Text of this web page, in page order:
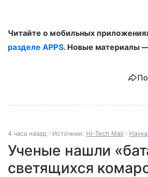
Читайте о мобильных
разделе APPS. Новые материалы
4 часа назад Источник: Hi-Tech Mail Наука
Ученые нашли
светящихся